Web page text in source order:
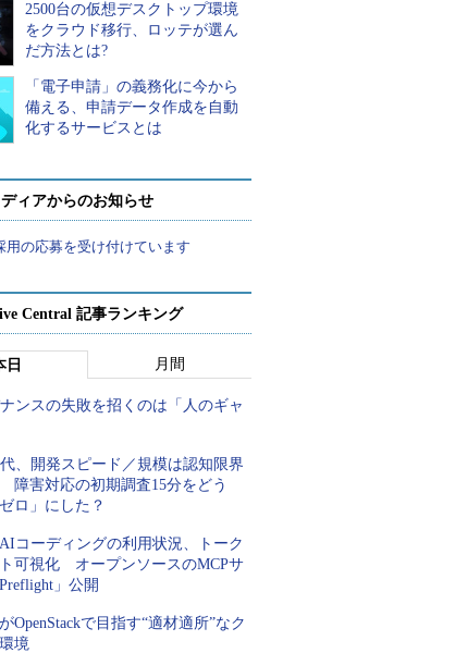
2500台の仮想デスクトップ環境
をクラウド移行、ロッテが選ん
だ方法とは?
「電子申請」の義務化に今から
備える、申請データ作成を自動
化するサービスとは
ィアからのお知らせ
用の応募を受け付けています
Central 記事ランキング
日 月間
ンスの失敗を招くのは「人のギャ
代、開発スピード／規模は認知限界
障害対応の初期調査15分をどう
ゼロ」にした？
コーディングの利用状況、トーク
可視化 オープンソースのMCPサ
」公開
OpenStackで目指す“適材適所”なク
境